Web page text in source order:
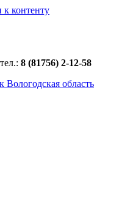
контенту
8 (81756) 2-12-58